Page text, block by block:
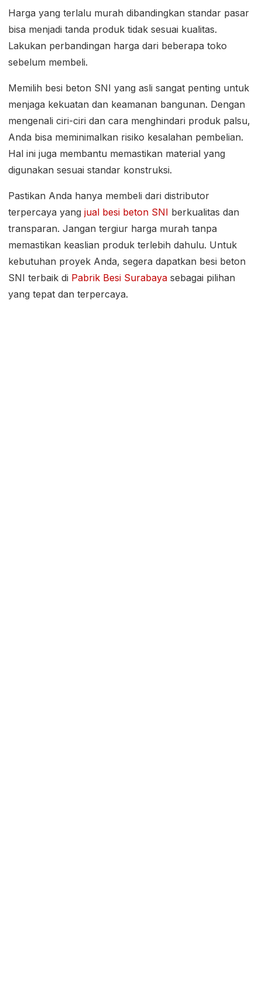
Harga yang terlalu murah dibandingkan standar pasar
bisa menjadi tanda produk tidak sesuai kualitas.
Lakukan perbandingan harga dari beberapa toko
sebelum membeli.
Memilih besi beton SNI yang asli sangat penting untuk
menjaga kekuatan dan keamanan bangunan. Dengan
mengenali ciri-ciri dan cara menghindari produk palsu,
Anda bisa meminimalkan risiko kesalahan pembelian.
Hal ini juga membantu memastikan material yang
digunakan sesuai standar konstruksi.
Pastikan Anda hanya membeli dari distributor
terpercaya yang jual besi beton SNI berkualitas dan
transparan. Jangan tergiur harga murah tanpa
memastikan keaslian produk terlebih dahulu. Untuk
kebutuhan proyek Anda, segera dapatkan besi beton
SNI terbaik di Pabrik Besi Surabaya sebagai pilihan
yang tepat dan terpercaya.